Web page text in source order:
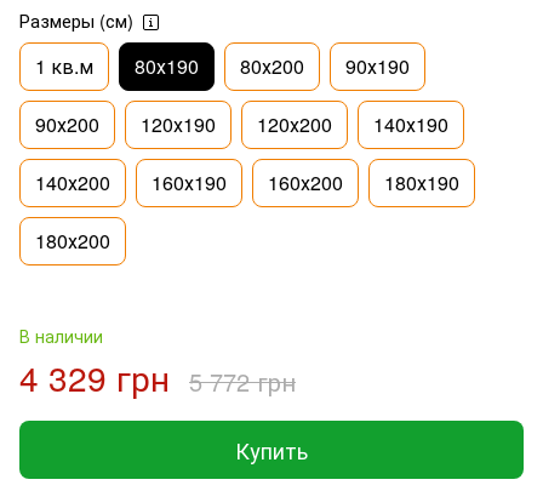
Размеры (см)
1 кв.м 80х190 80х200 90х190
90х200 120х190 120х200 140х190
140х200 160х190 160х200 180х190
180х200
В наличии
4 329 грн 5 772 грн
Купить